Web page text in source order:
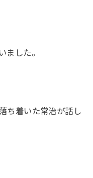
ました。
ち着いた常治が話し